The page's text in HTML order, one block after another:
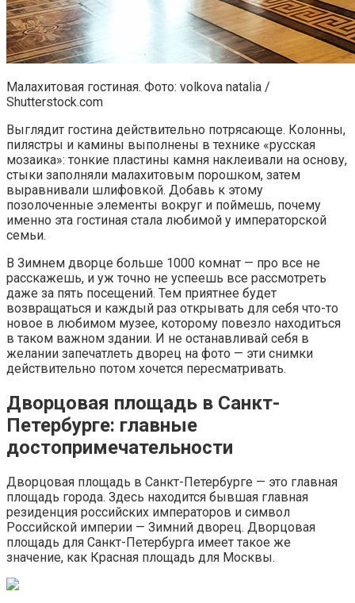
Малахитовая гостиная. Фото: volkova natalia /
Shutterstock.com
Выглядит гостина действительно потрясающе. Колонны,
пилястры и камины выполнены в технике «русская
мозаика»: тонкие пластины камня наклеивали на основу,
стыки заполняли малахитовым порошком, затем
выравнивали шлифовкой. Добавь к этому
позолоченные элементы вокруг и поймешь, почему
именно эта гостиная стала любимой у императорской
семьи.
В Зимнем дворце больше 1000 комнат — про все не
расскажешь, и уж точно не успеешь все рассмотреть
даже за пять посещений. Тем приятнее будет
возвращаться и каждый раз открывать для себя что-то
новое в любимом музее, которому повезло находиться
в таком важном здании. И не останавливай себя в
желании запечатлеть дворец на фото — эти снимки
действительно потом хочется пересматривать.
Дворцовая площадь в Санкт-
Петербурге: главные
достопримечательности
Дворцовая площадь в Санкт-Петербурге — это главная
площадь города. Здесь находится бывшая главная
резиденция российских императоров и символ
Российской империи — Зимний дворец. Дворцовая
площадь для Санкт-Петербурга имеет такое же
значение, как Красная площадь для Москвы.